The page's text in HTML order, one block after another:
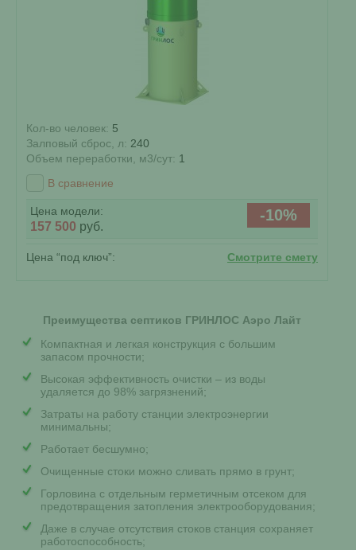
Кол-во человек: 5
Залповый сброс, л: 240
Объем переработки, м3/сут: 1
В сравнение
Цена модели:
157 500 руб.
-10%
Цена “под ключ”: Смотрите смету
Преимущества септиков ГРИНЛОС Аэро Лайт
Компактная и легкая конструкция с большим
запасом прочности;
Высокая эффективность очистки – из воды
удаляется до 98% загрязнений;
Затраты на работу станции электроэнергии
минимальны;
Работает бесшумно;
Очищенные стоки можно сливать прямо в грунт;
Горловина с отдельным герметичным отсеком для
предотвращения затопления электрооборудования;
Даже в случае отсутствия стоков станция сохраняет
работоспособность;